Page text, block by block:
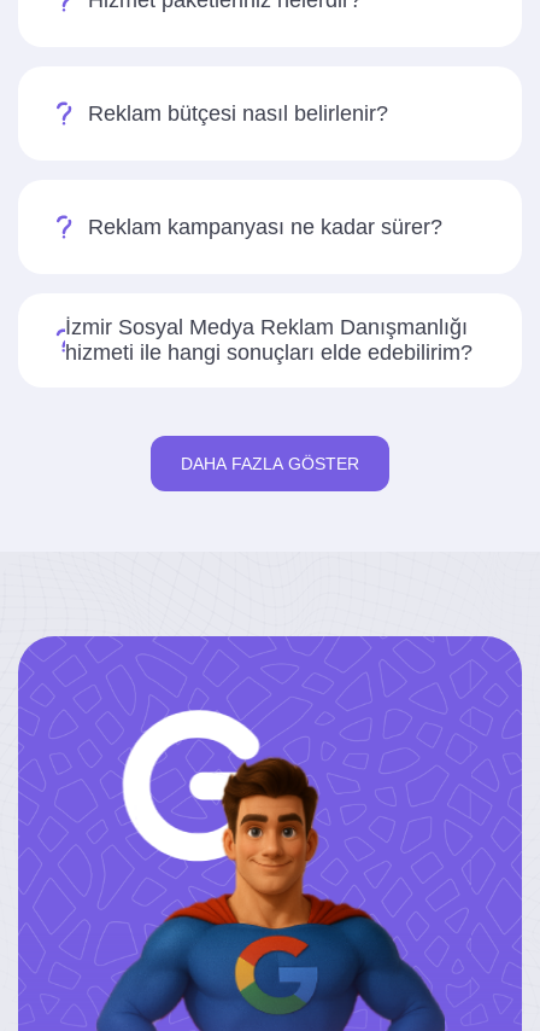
Reklam bütçesi nasıl belirlenir?
Reklam kampanyası ne kadar sürer?
İzmir Sosyal Medya Reklam Danışmanlığı
hizmeti ile hangi sonuçları elde edebilirim?
DAHA FAZLA GÖSTER